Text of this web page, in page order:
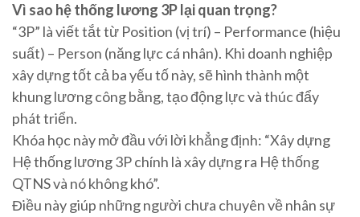
Vì sao hệ thống lương 3P lại quan trọng?
“3P” là viết tắt từ Position (vị trí) – Performance (hiệu
suất) – Person (năng lực cá nhân). Khi doanh nghiệp
xây dựng tốt cả ba yếu tố này, sẽ hình thành một
khung lương công bằng, tạo động lực và thúc đẩy
phát triển.
Khóa học này mở đầu với lời khẳng định: “Xây dựng
Hệ thống lương 3P chính là xây dựng ra Hệ thống
QTNS và nó không khó”.
Điều này giúp những người chưa chuyên về nhân sự